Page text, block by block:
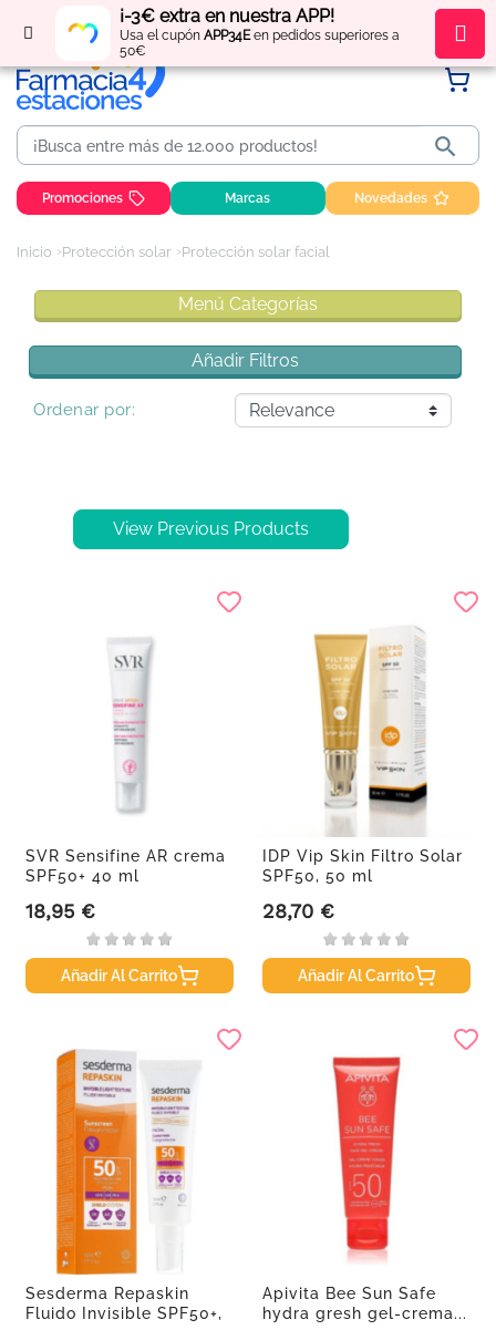
¡-3€ extra en nuestra APP!
Usa el cupón APP34Een pedidos superiores a
50€
Regístratey obténpuntos por tus compras

Promociones Marcas Novedades
Inicio Protección solar Protección solar facial
Menú Categorías
Añadir Filtros
Ordenar por:
View Previous Products
SVR Sensifine AR crema
SPF50+ 40 ml
Precio
18,95 €
Añadir Al Carrito
IDP Vip Skin Filtro Solar
SPF50, 50 ml
Precio
28,70 €
Añadir Al Carrito
Sesderma Repaskin
Fluido Invisible SPF50+,
Apivita Bee Sun Safe
hydra gresh gel-crema...